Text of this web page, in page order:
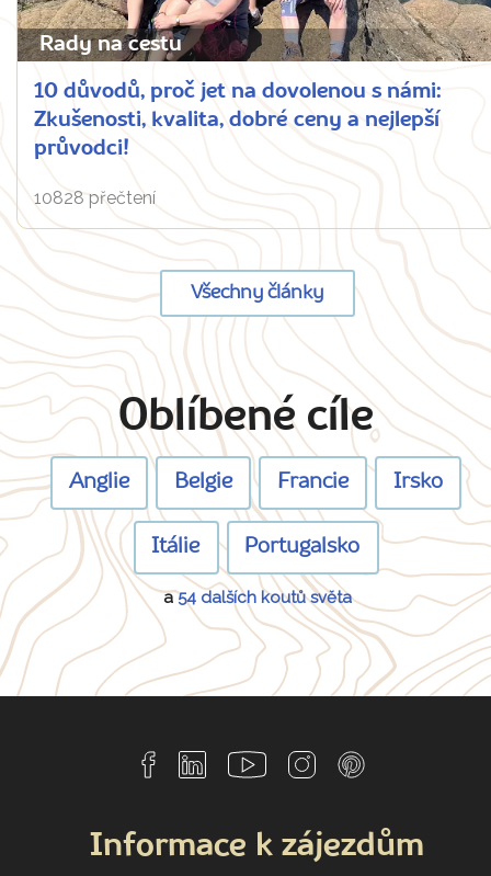
Rady na cestu
10 důvodů, proč jet na dovolenou s námi:
Zkušenosti, kvalita, dobré ceny a nejlepší
průvodci!
10828 přečtení
Všechny články
Oblíbené cíle
Anglie Belgie Francie Irsko
Itálie Portugalsko
a54 dalších koutů světa
Informace k zájezdům